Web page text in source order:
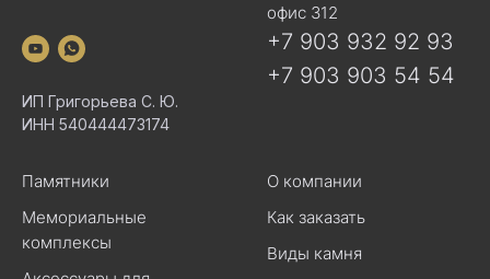
ИП Григорьева С. Ю.
ИНН 540444473174
офис 312
+7 903 932 92 93
+7 903 903 54 54
Памятники
Мемориальные
комплексы
О компании
Как заказать
Виды камня